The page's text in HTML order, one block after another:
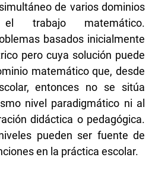
de varios dominios
trabajo matemático.
basados inicialmente
pero cuya solución puede
matemático que, desde
entonces no se sitúa
nivel paradigmático ni al
didáctica o pedagógica.
pueden ser fuente de
en la práctica escolar.